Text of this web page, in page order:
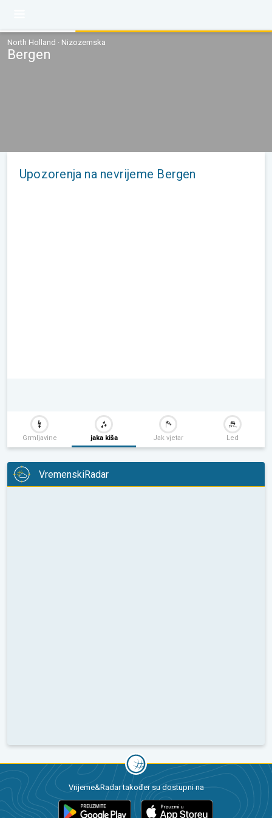
North Holland · Nizozemska
Bergen
Upozorenja na nevrijeme Bergen
Grmljavine jaka kiša Jak vjetar Led
VremenskiRadar
Vrijeme&Radar također su dostupni na